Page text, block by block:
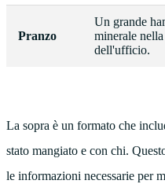
Pranzo
Un grande
minerale nella
dell'ufficio.
La sopra è un formato che
stato mangiato e con chi.
le informazioni necessarie per